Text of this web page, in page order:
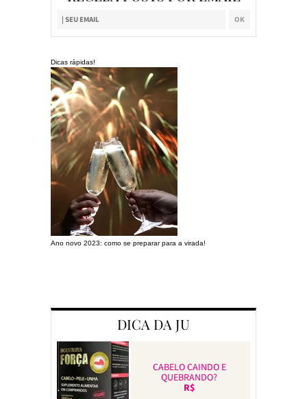
Dicas rápidas!
Ano novo 2023: como se preparar para a virada!
DICA DA JU
CABELO CAINDO E
QUEBRANDO?
R$